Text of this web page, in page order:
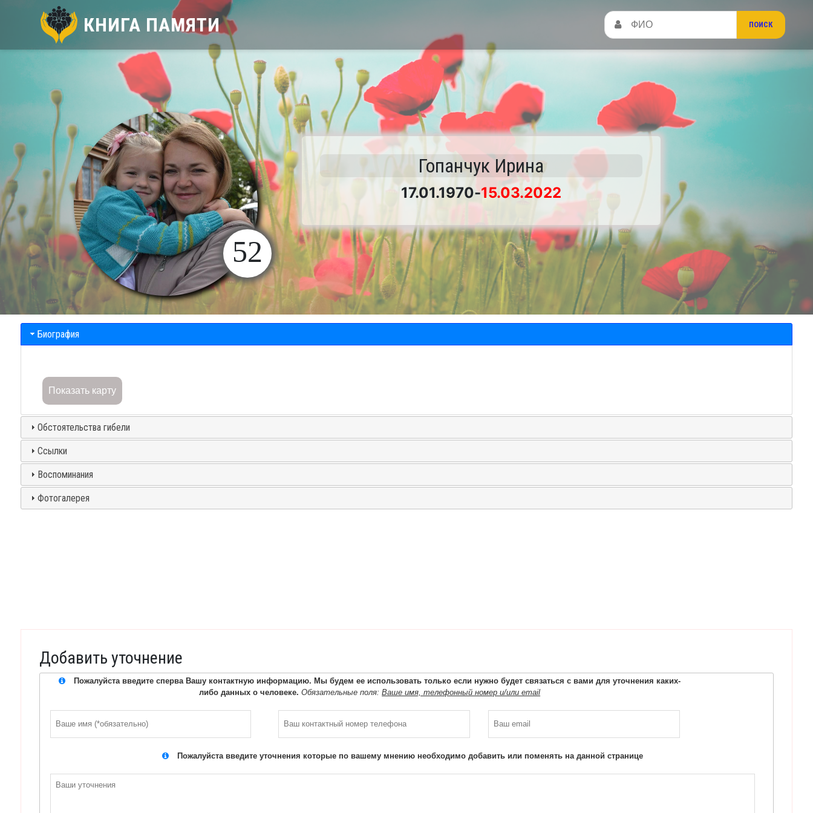
КНИГА ПАМЯТИ
52
Гопанчук Ирина
17.01.1970-15.03.2022
Биография
Показать карту
Обстоятельства гибели
Ссылки
Воспоминания
Фотогалерея
Добавить уточнение
Пожалуйста введите сперва Вашу контактную информацию. Мы будем ее использовать только если нужно будет связаться с вами для уточнения каких-
либо данных о человеке. Обязательные поля:Ваше имя, телефонный номер и/или email
Пожалуйста введите уточнения которые по вашему мнению необходимо добавить или поменять на данной странице